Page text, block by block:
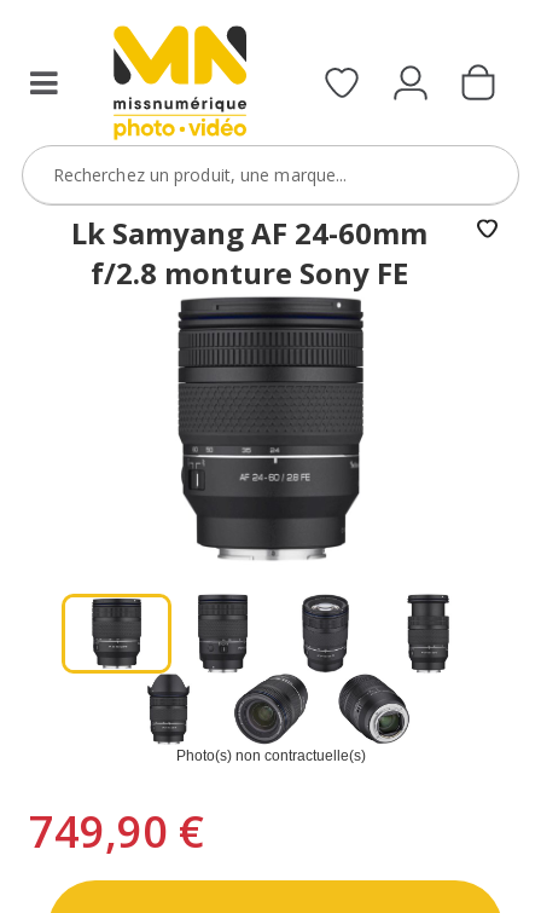
le
ObjectifFiltre5
VOIR L'OFFRE
Lk Samyang AF 24-60mm
f/2.8 monture Sony FE
Photo(s) non contractuelle(s)
749,90 €